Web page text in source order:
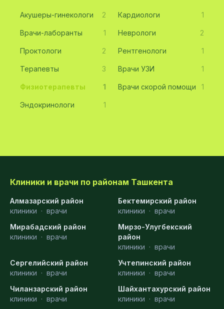
Акушеры-гинекологи 2 Кардиологи 1
Врачи-лаборанты 1 Неврологи 2
Проктологи 2 Рентгенологи 1
Терапевты 3 Врачи УЗИ 1
Физиотерапевты 1 Врачи скорой помощи 1
Эндокринологи 1
Клиники и врачи по районам Ташкента
Алмазарский район
клиники · врачи
Бектемирский район
клиники · врачи
Мирабадский район
клиники · врачи
Мирзо-Улугбекский
район
клиники · врачи
Сергелийский район
клиники · врачи
Учтепинский район
клиники · врачи
Чиланзарский район
клиники · врачи
Шайхантахурский район
клиники · врачи